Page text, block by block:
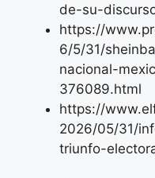
de-su-
https://
6/5/31/
nacional-
376089.html
https://
2026/05/31/
triunfo-